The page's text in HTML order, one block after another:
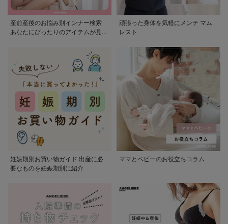
産前産後のお悩み別インナー検索
あなたにぴったりのアイテムが見つ
頑張った身体を気軽にメンテ マム
レスト
妊娠期別お買い物ガイド 出産に必
要なものを妊娠期別に紹介
ママとベビーのお役立ちコラム